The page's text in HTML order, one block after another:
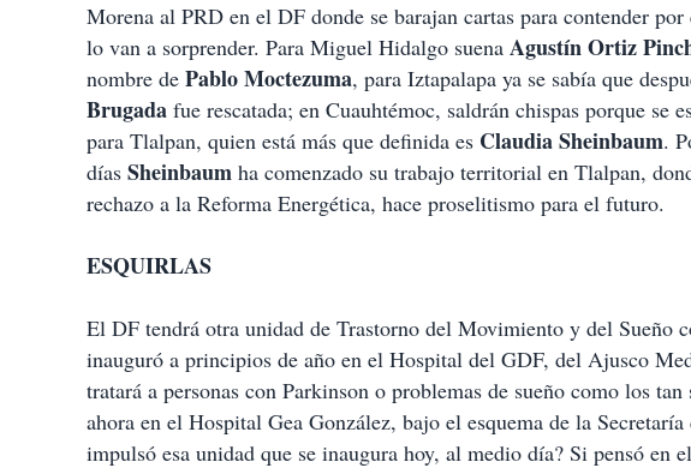
Morena al PRD en el DF donde se barajan cartas para contender
lo van a sorprender. Para Miguel Hidalgo suena Agustín Ortiz
nombre de Pablo Moctezuma, para Iztapalapa ya se sabía que
Brugada fue rescatada; en Cuauhtémoc, saldrán chispas porque se
para Tlalpan, quien está más que definida es Claudia Sheinbaum.
días Sheinbaum ha comenzado su trabajo territorial en Tlalpan,
rechazo a la Reforma Energética, hace proselitismo para el futuro.
ESQUIRLAS
El DF tendrá otra unidad de Trastorno del Movimiento y del Sueño
inauguró a principios de año en el Hospital del GDF, del Ajusco
tratará a personas con Parkinson o problemas de sueño como los
ahora en el Hospital Gea González, bajo el esquema de la
impulsó esa unidad que se inaugura hoy, al medio día? Si pensó en